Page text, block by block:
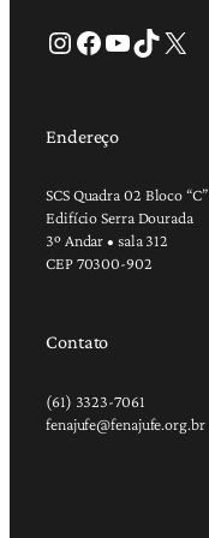
Instagram Facebook Youtube TikTok X
Endereço
SCS Quadra 02 Bloco “C”
Edifício Serra Dourada
3º Andar • sala 312
CEP 70300-902
Contato
(61) 3323-7061
fenajufe@fenajufe.org.br